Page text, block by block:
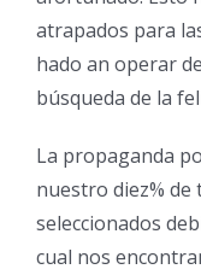
atrapados para
hado an operar
búsqueda de la
La propaganda
nuestro diez%
seleccionados
cual nos